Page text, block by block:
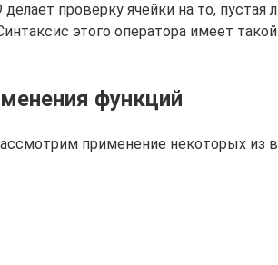
делает проверку ячейки на то,
этого оператора имеет
функций
применение некоторых